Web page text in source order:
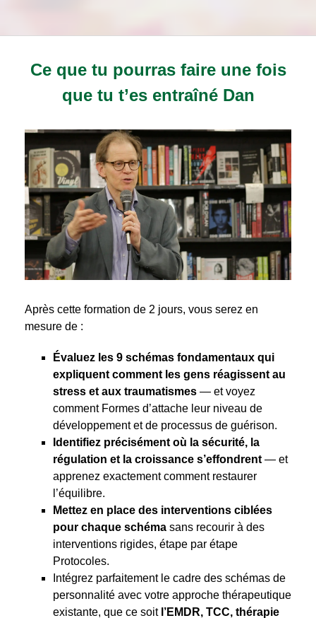
Ce que tu pourras faire une fois
que tu t’es entraîné Dan
Après cette formation de 2 jours, vous serez en
mesure de :
Évaluez les 9 schémas fondamentaux qui
expliquent comment les gens réagissent au
stress et aux traumatismes — et voyez
comment Formes d’attache leur niveau de
développement et de processus de guérison.
Identifiez précisément où la sécurité, la
régulation et la croissance s’effondrent — et
apprenez exactement comment restaurer
l’équilibre.
Mettez en place des interventions ciblées
pour chaque schéma sans recourir à des
interventions rigides, étape par étape
Protocoles.
Intégrez parfaitement le cadre des schémas de
personnalité avec votre approche thérapeutique
existante, que ce soit l’EMDR, TCC, thérapie